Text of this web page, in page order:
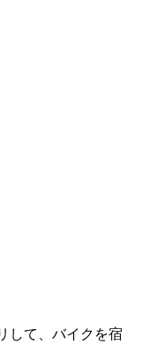
して、バイクを宿